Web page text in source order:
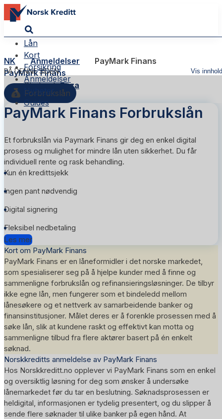
Lån
Kort
Forsikring
Anmeldelser
Nyheter
Guides
NK Anmeldelser PayMark Finans
PÅ DENNE SIDEN Vis innhold
PayMark Finans
Skribent:Reza
Forbrukslån
PayMark Finans Forbrukslån
Et forbrukslån via Paymark Finans gir deg en enkel digital
prosess og mulighet for mindre lån uten sikkerhet. Du får
individuell rente og rask behandling.
Kun én kredittsjekk
Ingen pant nødvendig
Digital signering
Fleksibel nedbetaling
Les mer
Kort om PayMark Finans
PayMark Finans er en låneformidler i det norske markedet,
som spesialiserer seg på å hjelpe kunder med å finne og
sammenligne forbrukslån og refinansieringsløsninger. De tilbyr
ikke egne lån, men fungerer som et bindeledd mellom
lånesøkere og et nettverk av samarbeidende banker og
finansinstitusjoner. Målet deres er å forenkle prosessen med å
søke lån, slik at kundene raskt og effektivt kan motta og
sammenligne tilbud fra flere aktører basert på én enkelt
søknad.
Norskkreditts anmeldelse av PayMark Finans
Hos Norskkreditt.no opplever vi PayMark Finans som en enkel
og oversiktlig løsning for deg som ønsker å undersøke
lånemarkedet før du tar en beslutning. Søknadsprosessen er
heldigital, informasjonen er tydelig presentert, og du slipper å
sende flere søknader til ulike banker på egen hånd. At